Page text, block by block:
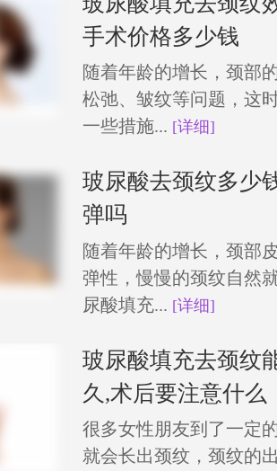
手术价格多少钱
随着年龄的增长，颈部
松弛、皱纹等问题，这
一些措施... [详细]
玻尿酸去颈纹多少
弹吗
随着年龄的增长，颈部
弹性，慢慢的颈纹自然
尿酸填充... [详细]
玻尿酸填充去颈纹
久,术后要注意什么
很多女性朋友到了一定
就会长出颈纹，颈纹的